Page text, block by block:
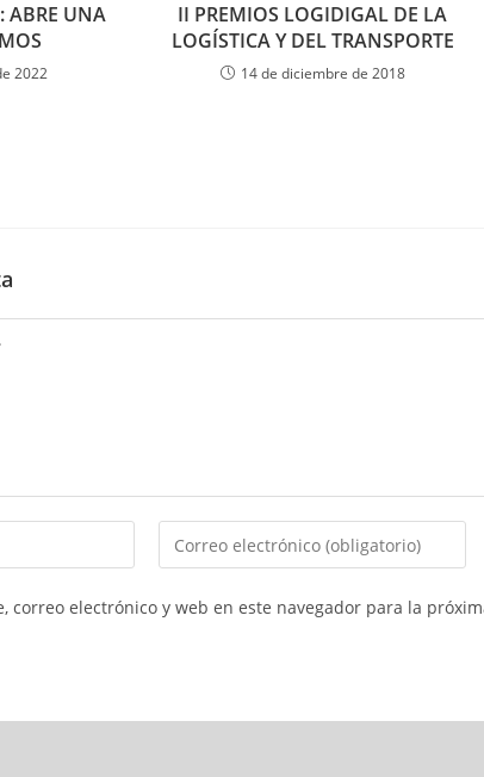
ABRE UNA
2022
II PREMIOS LOGIDIGAL DE LA
LOGÍSTICA Y DEL TRANSPORTE
14 de diciembre de 2018
Introduce
tu
de
correo electrónico y web en este navegador para la